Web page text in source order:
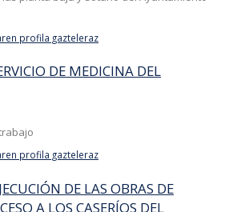
profila gazteleraz
DE MEDICINA DEL
profila gazteleraz
DE LAS OBRAS DE
A LOS CASERÍOS DEL